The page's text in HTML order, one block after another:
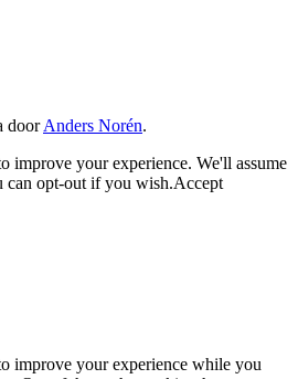
doorAnders Norén.
improve your experience. We'll assume
can opt-out if you wish.Accept
improve your experience while you